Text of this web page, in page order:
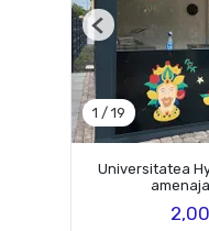
1 / 19
Previous
Universitatea